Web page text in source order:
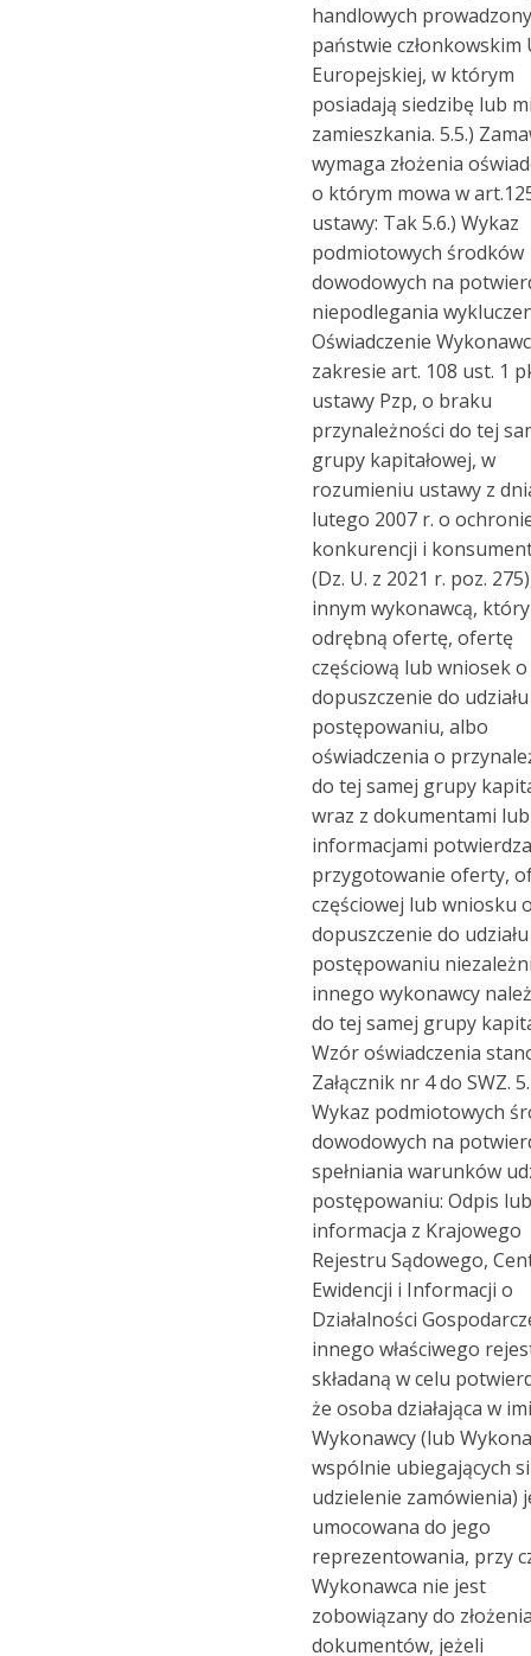
handlowych
państwie członkowskim
Europejskiej, w którym
posiadają siedzibę lub
zamieszkania. 5.5.)
wymaga złożenia
o którym mowa w
ustawy: Tak 5.6.) Wykaz
podmiotowych środków
dowodowych na
niepodlegania
Oświadczenie
zakresie art. 108 ust. 1
ustawy Pzp, o braku
przynależności do tej
grupy kapitałowej, w
rozumieniu ustawy z
lutego 2007 r. o
konkurencji i
(Dz. U. z 2021 r. poz.
innym wykonawcą, który
odrębną ofertę, ofertę
częściową lub wniosek o
dopuszczenie do
postępowaniu, albo
oświadczenia o
do tej samej grupy
wraz z dokumentami lub
informacjami
przygotowanie oferty,
częściowej lub wniosku
dopuszczenie do
postępowaniu
innego wykonawcy
do tej samej grupy
Wzór oświadczenia
Załącznik nr 4 do SWZ.
Wykaz podmiotowych
dowodowych na
spełniania warunków
postępowaniu: Odpis
informacja z Krajowego
Rejestru Sądowego,
Ewidencji i Informacji o
Działalności
innego właściwego
składaną w celu
że osoba działająca w
Wykonawcy (lub
wspólnie ubiegających
udzielenie zamówienia)
umocowana do jego
reprezentowania, przy
Wykonawca nie jest
zobowiązany do
dokumentów, jeżeli